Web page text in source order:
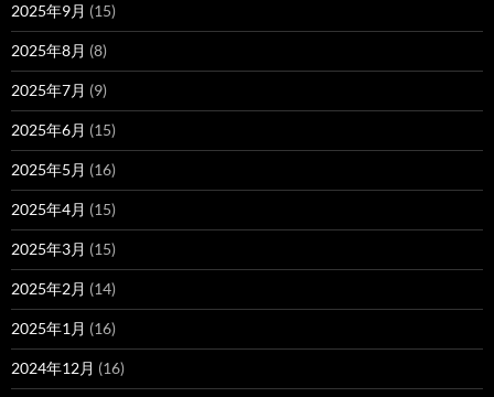
2025年9月 (15)
2025年8月 (8)
2025年7月 (9)
2025年6月 (15)
2025年5月 (16)
2025年4月 (15)
2025年3月 (15)
2025年2月 (14)
2025年1月 (16)
2024年12月 (16)